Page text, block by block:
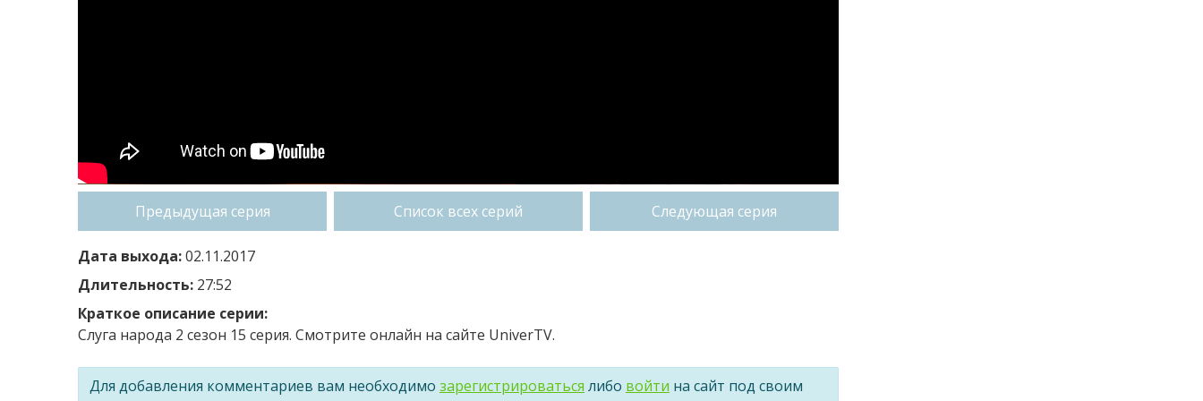
Предыдущая серия Список всех серий Следующая серия
Дата выхода:02.11.2017
Длительность: 27:52
Краткое описание серии:
Слуга народа 2 сезон 15 серия. Смотрите онлайн на сайте UniverTV.
Для добавления комментариев вам необходимо зарегистрироваться либо войти на сайт под своим